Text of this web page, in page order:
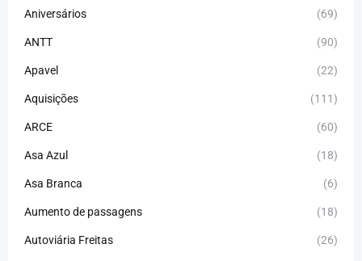
Aniversários (69)
ANTT (90)
Apavel (22)
Aquisições (111)
ARCE (60)
Asa Azul (18)
Asa Branca (6)
Aumento de passagens (18)
Autoviária Freitas (26)